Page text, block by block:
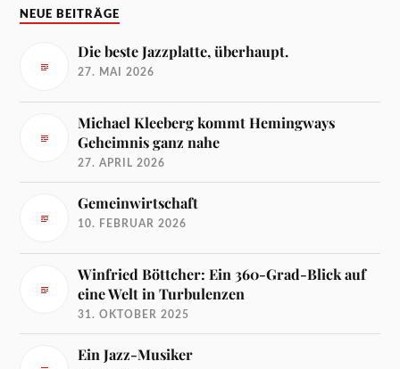
NEUE BEITRÄGE
Die beste Jazzplatte, überhaupt.
27. MAI 2026
Michael Kleeberg kommt Hemingways
Geheimnis ganz nahe
27. APRIL 2026
Gemeinwirtschaft
10. FEBRUAR 2026
Winfried Böttcher: Ein 360-Grad-Blick auf
eine Welt in Turbulenzen
31. OKTOBER 2025
Ein Jazz-Musiker